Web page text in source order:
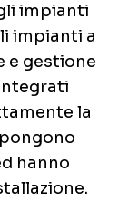
impianti
impianti a
e gestione
la
hanno